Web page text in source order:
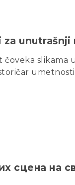
unutrašnji
čoveka
сцена на